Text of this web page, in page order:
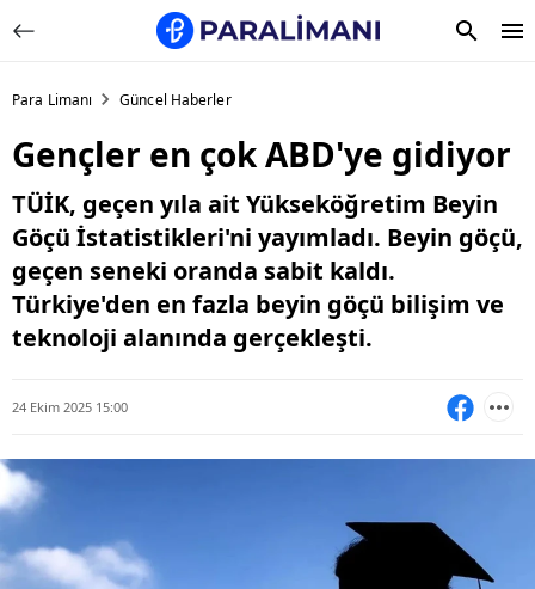
Para Limanı Güncel Haberler
Gençler en çok ABD'ye gidiyor
TÜİK, geçen yıla ait Yükseköğretim Beyin
Göçü İstatistikleri'ni yayımladı. Beyin göçü,
geçen seneki oranda sabit kaldı.
Türkiye'den en fazla beyin göçü bilişim ve
teknoloji alanında gerçekleşti.
24 Ekim 2025 15:00